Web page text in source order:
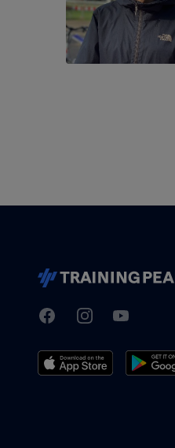
TrainingPeaks
FacebookInstagramYoutube